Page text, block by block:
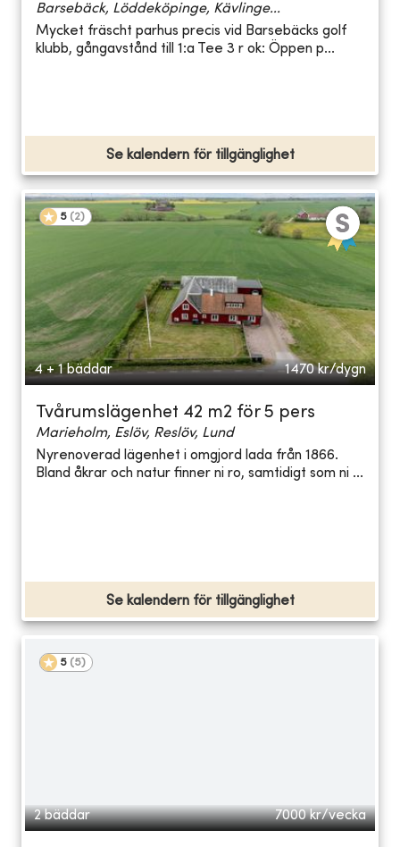
Barsebäck, Löddeköpinge, Kävlinge...
Mycket fräscht parhus precis vid Barsebäcks golf
klubb, gångavstånd till 1:a Tee 3 r ok: Öppen p...
Se kalendern för tillgänglighet
5 (2)
4 + 1 bäddar 1470 kr/dygn
Tvårumslägenhet 42 m2 för 5 pers
Marieholm, Eslöv, Reslöv, Lund
Nyrenoverad lägenhet i omgjord lada från 1866.
Bland åkrar och natur finner ni ro, samtidigt som ni ...
Se kalendern för tillgänglighet
5 (5)
2 bäddar 7000 kr/vecka